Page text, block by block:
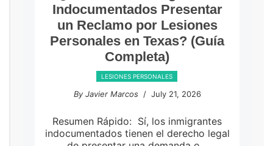
Indocumentados Presentar
un Reclamo por Lesiones
Personales en Texas? (Guía
Completa)
LESIONES PERSONALES
By Javier Marcos/ July 21, 2026
Resumen Rápido: Sí, los inmigrantes
indocumentados tienen el derecho legal